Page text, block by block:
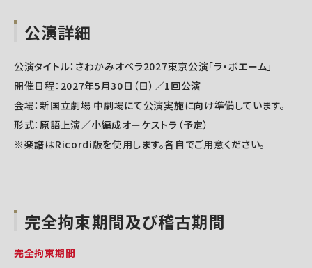
公演詳細
公演タイトル：さわかみオペラ2027東京公演「ラ・ボエーム」
開催日程：2027年5月30日（日）／1回公演
会場：新国立劇場 中劇場にて公演実施に向け準備しています。
形式：原語上演／小編成オーケストラ（予定）
※楽譜はRicordi版を使用します。各自でご用意ください。
完全拘束期間及び稽古期間
完全拘束期間